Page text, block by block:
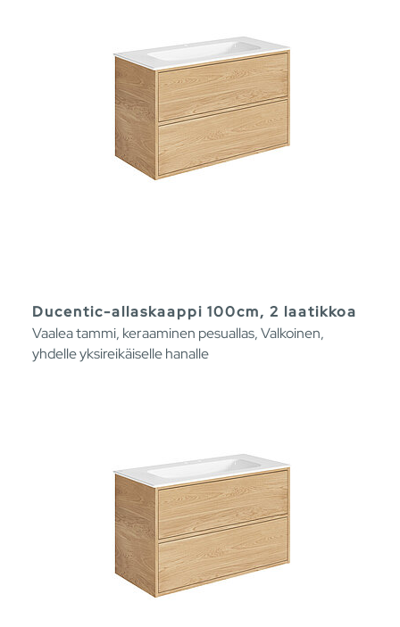
Ducentic-allaskaappi 100cm, 2 laatikkoa
Vaalea tammi, keraaminen pesuallas, Valkoinen,
yhdelle yksireikäiselle hanalle